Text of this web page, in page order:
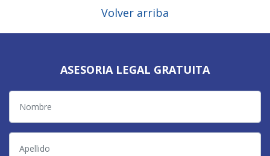
Volver arriba
ASESORIA LEGAL GRATUITA
Nombre
Apellido